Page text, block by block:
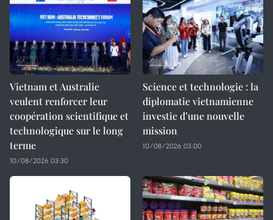
Vietnam et Australie
veulent renforcer leur
coopération scientifique et
technologique sur le long
terme
10/08/2026 03:30
Science et technologie : la
diplomatie vietnamienne
investie d’une nouvelle
mission
10/08/2026 03:00